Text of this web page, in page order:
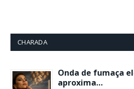
CHARADA
Onda de fumaça
aproxima…